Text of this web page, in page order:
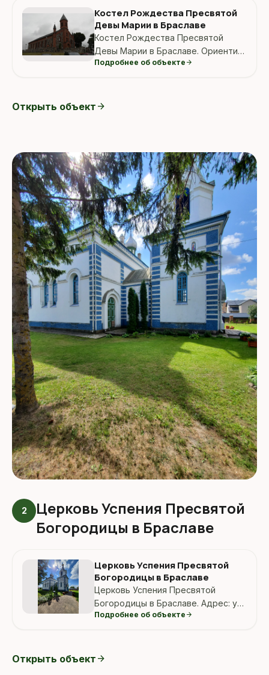
Костел Рождества Пресвятой
Девы Марии в Браславе
Костел Рождества Пресвятой
Девы Марии в Браславе. Ориентир:
браслав костел.
Подробнее об объекте arrow_forward
Открыть объект arrow_forward
2
Церковь Успения Пресвятой
Богородицы в Браславе
Церковь Успения Пресвятой
Богородицы в Браславе
Церковь Успения Пресвятой
Богородицы в Браславе. Адрес: ул.
Советская 1, Браслав, Беларусь.
Подробнее об объекте arrow_forward
Открыть объект arrow_forward